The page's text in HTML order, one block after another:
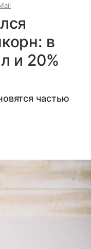
в
и 20%
частью